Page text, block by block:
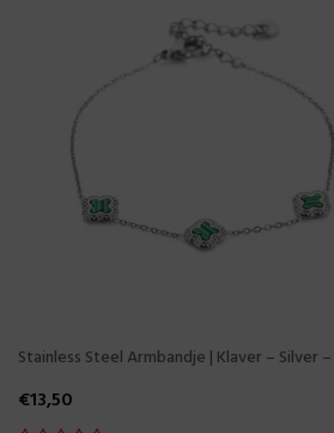
Stainless Steel Armbandje | Klaver – Silver
€13,50